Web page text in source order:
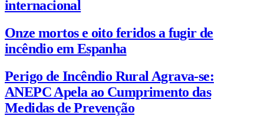
internacional
Onze mortos e oito feridos a fugir de
incêndio em Espanha
Perigo de Incêndio Rural Agrava-se:
ANEPC Apela ao Cumprimento das
Medidas de Prevenção